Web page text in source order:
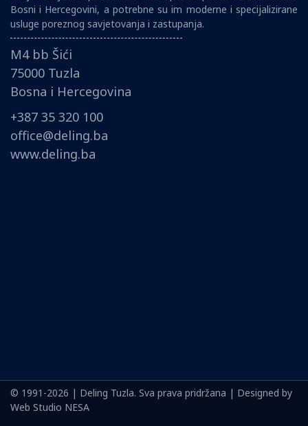
Bosni i Hercegovini, a potrebne su im moderne i specijalizirane
usluge poreznog savjetovanja i zastupanja.
M4 bb Šići
75000 Tuzla
Bosna i Hercegovina
+387 35 320 100
office@deling.ba
www.deling.ba
© 1991-2026 | Deling Tuzla. Sva prava pridržana | Designed by
Web Studio NESA